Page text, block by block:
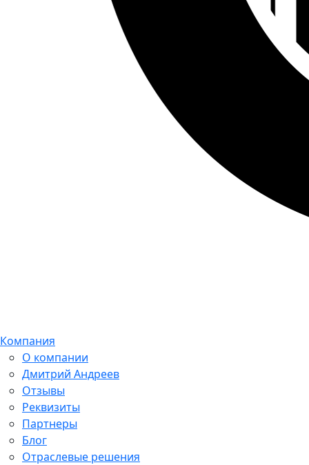
Компания
О компании
Дмитрий Андреев
Отзывы
Реквизиты
Партнеры
Блог
Отраслевые решения